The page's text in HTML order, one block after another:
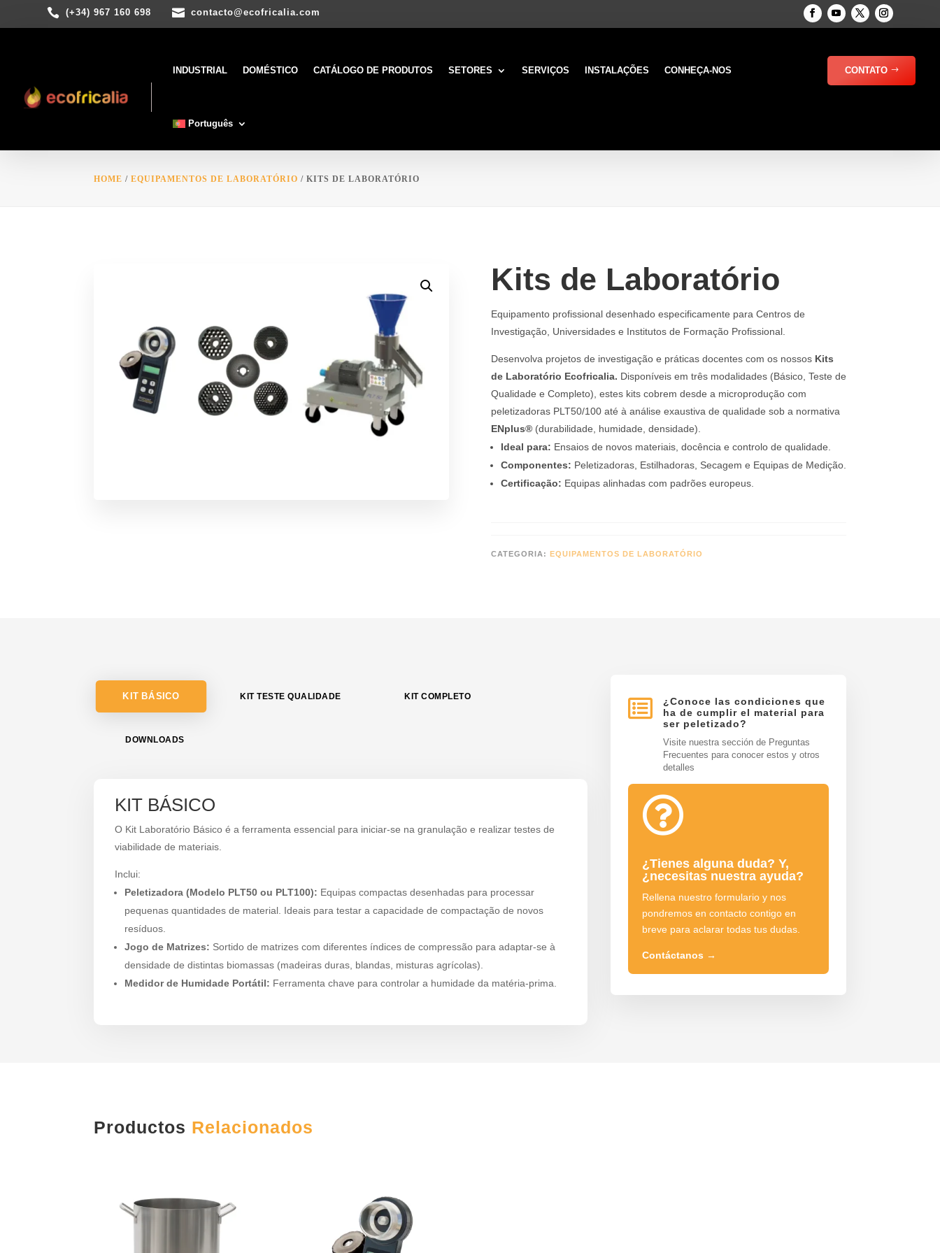
 (+34) 967 160 698  contacto@ecofricalia.com
INDUSTRIAL DOMÉSTICO CATÁLOGO DE PRODUTOS SETORES SERVIÇOS INSTALAÇÕES CONHEÇA-NOS
Português
CONTATO
HOME /EQUIPAMENTOS DE LABORATÓRIO / KITS DE LABORATÓRIO
Kits de Laboratório
Equipamento profissional desenhado especificamente para Centros de
Investigação, Universidades e Institutos de Formação Profissional.
Desenvolva projetos de investigação e práticas docentes com os nossos Kits
de Laboratório Ecofricalia. Disponíveis em três modalidades (Básico, Teste de
Qualidade e Completo), estes kits cobrem desde a microprodução com
peletizadoras PLT50/100 até à análise exaustiva de qualidade sob a normativa
ENplus®(durabilidade, humidade, densidade).
Ideal para: Ensaios de novos materiais, docência e controlo de qualidade.
Componentes: Peletizadoras, Estilhadoras, Secagem e Equipas de Medição.
Certificação: Equipas alinhadas com padrões europeus.
CATEGORIA: EQUIPAMENTOS DE LABORATÓRIO
KIT BÁSICO KIT TESTE QUALIDADE KIT COMPLETO
DOWNLOADS
KIT BÁSICO
O Kit Laboratório Básico é a ferramenta essencial para iniciar-se na granulação e realizar testes de
viabilidade de materiais.
Inclui:
Peletizadora (Modelo PLT50 ou PLT100): Equipas compactas desenhadas para processar
pequenas quantidades de material. Ideais para testar a capacidade de compactação de novos
resíduos.
Jogo de Matrizes: Sortido de matrizes com diferentes índices de compressão para adaptar-se à
densidade de distintas biomassas (madeiras duras, blandas, misturas agrícolas).
Medidor de Humidade Portátil: Ferramenta chave para controlar a humidade da matéria-prima.

¿Conoce las condiciones que
ha de cumplir el material para
ser peletizado?
Visite nuestra sección de Preguntas
Frecuentes para conocer estos y otros
detalles

¿Tienes alguna duda? Y,
¿necesitas nuestra ayuda?
Rellena nuestro formulario y nos
pondremos en contacto contigo en
breve para aclarar todas tus dudas.
Contáctanos →
Productos Relacionados